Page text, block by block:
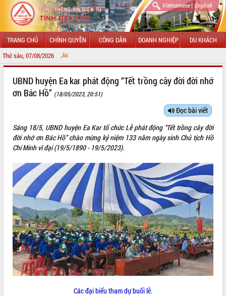
Vietnamese| English
TRANG CHỦ CHÍNH QUYỀN CÔNG DÂN DOANH NGHIỆP DU KHÁCH
Thứ sáu, 07/08/2026
LÃNH ĐẠO UBND TỈNH
SỞ, BAN, NGÀNH
THÔNG TIN CHỈ ĐẠO ĐIỀU HÀNH
HỆ THỐNG VĂN BẢN
VĂN BẢN HĐND TỈNH
ĐIỂM TIN VĂN BẢN
QUY HOẠCH - KẾ HOẠCH
UBND huyện Ea kar phát động “Tết trồng cây đời đời nhớ
ơn Bác Hồ” (18/05/2023, 20:51)
Đọc bài viết
Sáng 18/5, UBND huyện Ea Kar tổ chức Lễ phát động “Tết trồng cây đời
đời nhớ ơn Bác Hồ” chào mừng kỷ niệm 133 năm ngày sinh Chủ tịch Hồ
Chí Minh vĩ đại (19/5/1890 - 19/5/2023).
Các đại biểu tham dự buổi lễ.